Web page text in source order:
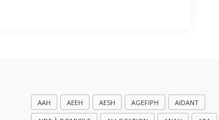
AAH AEEH AESH AGEFIPH AIDANT